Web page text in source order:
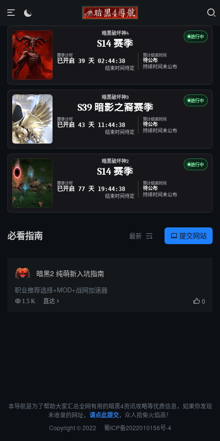

进行中
暗黑破坏神4
S14 赛季
赛季计时
已开启 39 天 02:44:38
结束时间待定
预计结束时间
待公布
持续时间未公布
进行中
暗黑破坏神3
S39 暗影之裔赛季
赛季计时
已开启 43 天 11:44:38
结束时间待定
预计结束时间
待公布
持续时间未公布
进行中
暗黑破坏神2
S14 赛季
赛季计时
已开启 77 天 19:44:38
结束时间待定
预计结束时间
待公布
持续时间未公布
必看指南 最新   提交网站
暗黑2 纯萌新入坑指南
职业推荐选择+MOD+战网加速器
1.5 K 直达  0
本导航是为了帮助大家汇总全网有用的暗黑4资讯攻略等优质信息，如果你发现
未收录的网址， 请点此提交，众人拾柴火焰高！
Copyright © 2022
蜀ICP备2022010156号-4